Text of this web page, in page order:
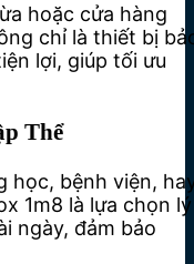
hoặc cửa hàng
chỉ là thiết bị
lợi, giúp tối ưu
Thể
học, bệnh viện,
1m8 là lựa chọn lý
ngày, đảm bảo